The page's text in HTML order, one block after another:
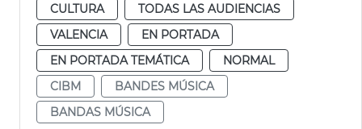
CULTURA
TODAS LAS AUDIENCIAS
VALENCIA
EN PORTADA
EN PORTADA TEMÁTICA
NORMAL
CIBM
BANDES MÚSICA
BANDAS MÚSICA